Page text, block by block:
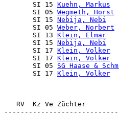
       SI 15
Kuehn, Markus
       SI 05
Wegmeth, Horst
       SI 15
Nebija, Nebi
       SI 05
Weber, Norbert
       SI 13
Klein, Elmar
       SI 15
Nebija, Nebi
       SI 17
Klein, Volker
       SI 17
Klein, Volker
       SI 05
SG Haase &
       SI 17
Klein, Volker
RV  Kz Ve Züchter